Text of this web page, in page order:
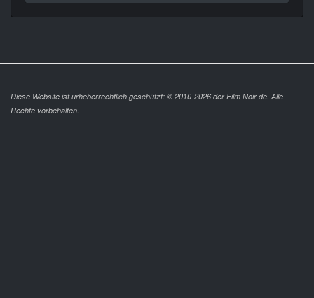
Diese Website ist urheberrechtlich geschützt: © 2010-2026 der Film Noir de. Alle
Rechte vorbehalten.